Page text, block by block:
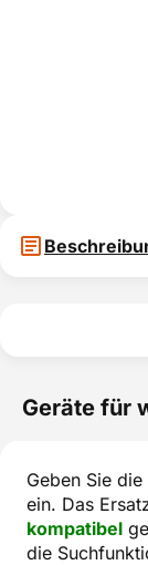
Geräte für
Geben Sie
ein. Das
kompatibel
die